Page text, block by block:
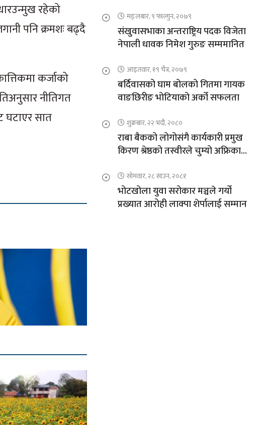
रहेको
पनि क्रमशः बढ्दै
कर्जाको
नीतिगत
घटाएर सात
मङ्लबार, ९ फाल्गुन, २०७९
संखुवासभाका अन्तराष्ट्रिय पदक विजेता
नेपाली धावक निमेश गुरुङ सम्ममानित
आइतवार, १९ चैत्र, २०७९
बर्दिवासको घाम बोलको गितमा गायक
वाङछिरीङ भोटियाको अर्को सफलता
शुक्रबार, २२ भदौ, २०८०
राबा बैकको लोगोसंगै कार्यकारी प्रमुख
किरण श्रेष्ठको तस्वीरले चुम्यो अफ्रिकाको
सोमवार, २८ साउन, २०८१
भोटखोला युवा सरोकार मञ्चले गर्यो
प्रख्यात आरोही लाक्पा शेर्पालाई सम्मान